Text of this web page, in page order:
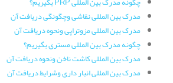
مدرک بین المللی نقاشی وچگونگی دریافت آن
مدرک بین المللی مزوتراپی ونحوه دریافت آن
چگونه مدرک بین المللی مستری بگیریم؟
مدرک بین المللی کاشت ناخن ونحوه دریافت آن
مدرک بین المللی انبار داری وشرایط دریافت آن